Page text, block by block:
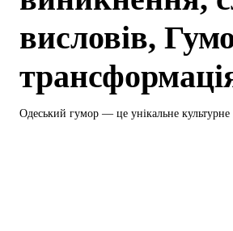
висловів,
Одеський гумор — це унікальне культурне